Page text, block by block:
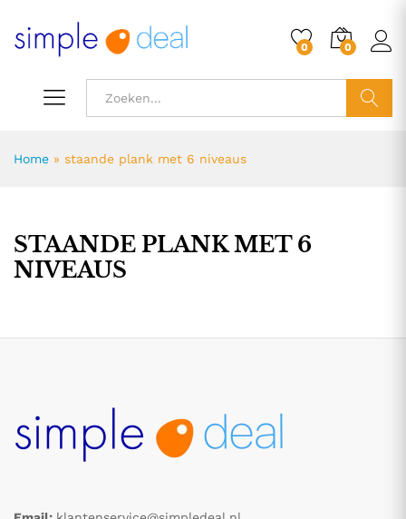
0 0
Home » staande plank met 6 niveaus
STAANDE PLANK MET 6
NIVEAUS